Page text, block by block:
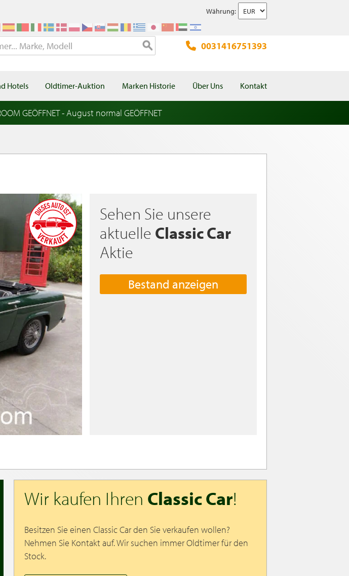
Währung:
0031416751393
Hotels Oldtimer-Auktion Marken Historie Über Uns Kontakt
GEÖFFNET - August normal GEÖFFNET
Sehen Sie unsere
aktuelle Classic Car
Aktie
Bestand anzeigen
Wir kaufen Ihren Classic Car!
Besitzen Sie einen Classic Car den Sie verkaufen wollen?
Nehmen Sie Kontakt auf. Wir suchen immer Oldtimer für den
Stock.